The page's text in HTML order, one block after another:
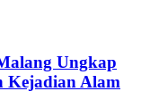
Ungkap
Kejadian Alam